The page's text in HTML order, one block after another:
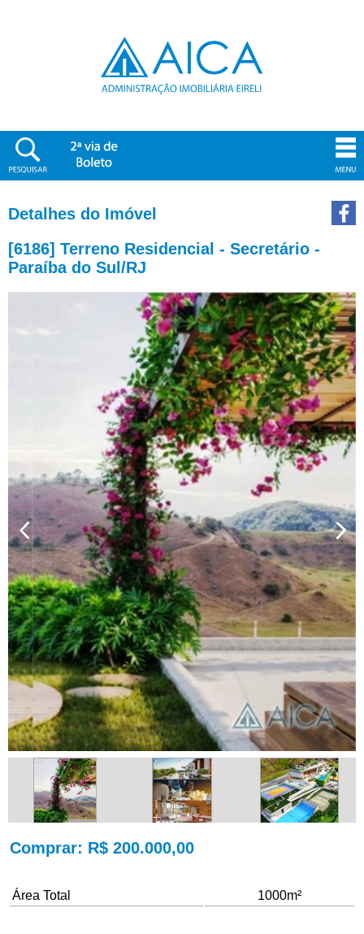
Detalhes do Imóvel
[6186] Terreno Residencial - Secretário -
Paraíba do Sul/RJ
Comprar: R$ 200.000,00
Área Total 1000m²